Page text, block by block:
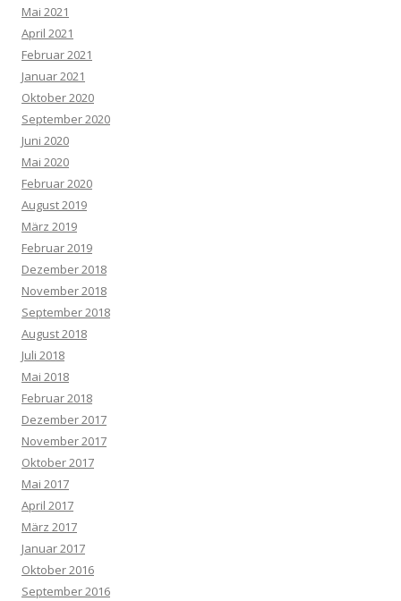
Mai 2021
April 2021
Februar 2021
Januar 2021
Oktober 2020
September 2020
Juni 2020
Mai 2020
Februar 2020
August 2019
März 2019
Februar 2019
Dezember 2018
November 2018
September 2018
August 2018
Juli 2018
Mai 2018
Februar 2018
Dezember 2017
November 2017
Oktober 2017
Mai 2017
April 2017
März 2017
Januar 2017
Oktober 2016
September 2016